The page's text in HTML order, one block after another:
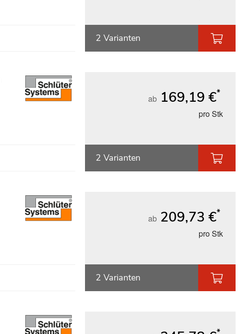
2 Varianten
ab 169,19 €*
pro Stk
2 Varianten
ab 209,73 €*
pro Stk
2 Varianten